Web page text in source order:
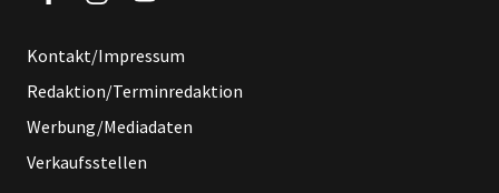
Kontakt/Impressum
Redaktion/Terminredaktion
Werbung/Mediadaten
Verkaufsstellen